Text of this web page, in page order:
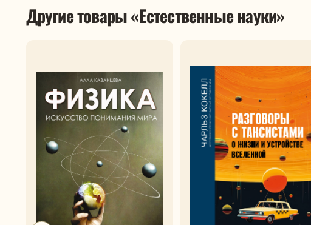
Другие товары «Естественные науки»